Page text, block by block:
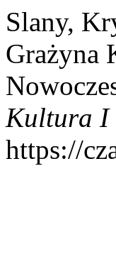
Slany,
Grażyna
Kultura I
https://